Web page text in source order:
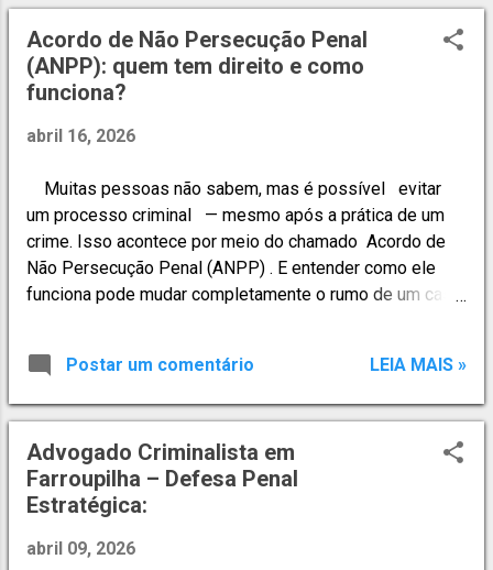
Superiores; ✔ Prisões em flagrante — plantão criminal 24
horas; A defesa penal começa no primeiro momento.
Cada decisão tomada nas fases iniciais pode definir o
rumo do processo. Escritório de Advocacia Criminal em
Rodrigo Rosa Advocacia Criminal atua de forma
incluindo: ⚖ Atuação Criminal Especializada • Defesa
em inquéritos policiais; • Processos crim...
Acordo de Não Persecução Penal
(ANPP): quem tem direito e como
funciona?
abril 16, 2026
Muitas pessoas não sabem, mas é possível evitar
um processo criminal — mesmo após a prática de um
crime. Isso acontece por meio do chamado Acordo de
Não Persecução Penal (ANPP) . E entender como ele
funciona pode mudar completamente o rumo de um caso.
cumprir determinadas condições em troca de não
responder a um processo criminal. Ou seja: não há ação
penal não há condenação não há antecedentes criminais
decorrentes daquele fato 📌 Quem tem direito? O ANPP
pode ser aplicado quando: O crime não envolve violência
ou grave ameaça A pena mínima é inferior a 4 anos O
reincidência relevante Cada caso deve ser analisado
Postar um comentário LEIA MAIS »
Advogado Criminalista em
Farroupilha – Defesa Penal
Estratégica:
abril 09, 2026